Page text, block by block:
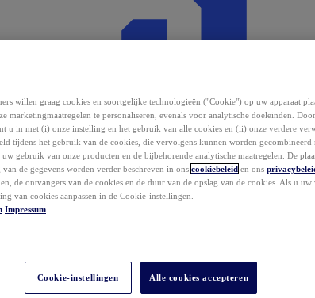
willen graag cookies en soortgelijke technologieën ("Cookie") op uw apparaat
marketingmaatregelen te personaliseren, evenals voor analytische doeleinden.
u in met (i) onze instelling en het gebruik van alle cookies en (ii) onze verdere
tijdens het gebruik van de cookies, die vervolgens kunnen worden gecombineerd
gebruik van onze producten en de bijbehorende analytische maatregelen. De
de gegevens worden verder beschreven in ons cookiebeleid en ons
de ontvangers van de cookies en de duur van de opslag van de cookies. Als u
van cookies aanpassen in de Cookie-instellingen.
Impressum
Cookie-instellingen Alle cookies accepteren